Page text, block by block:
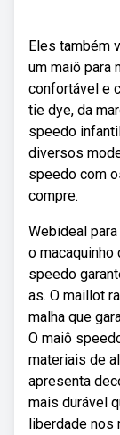
Eles também
um maiô para
confortável e
tie dye, da
speedo
diversos
speedo com
compre.
Webideal
o macaquinho
speedo
as. O maillot
malha que
O maiô
materiais de
apresenta
mais durável
liberdade nos